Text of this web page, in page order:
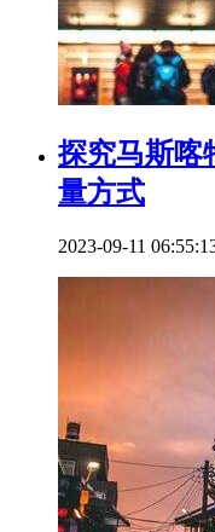
探究马斯喀
量方式
2023-09-11